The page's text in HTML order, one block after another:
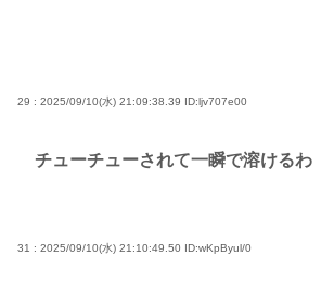
29 : 2025/09/10(水) 21:09:38.39 ID:ljv707e00
チューチューされて一瞬で溶けるわ
31 : 2025/09/10(水) 21:10:49.50 ID:wKpByul/0